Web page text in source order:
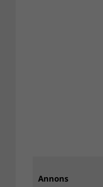
Annons